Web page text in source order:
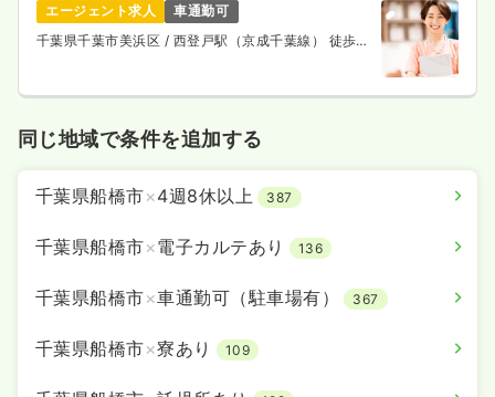
時間 8:30～17:30
（休憩60分）
日祝休み
年間休日120日 4週8休以上 月給27万円以上可
気になる 詳細を見る
時間 8:45～17:45
エージェント求人
車通勤可
千葉県千葉市美浜区 / 西登戸駅（京成千葉線） 徒歩9
同じ地域で条件を追加する
千葉県船橋市×4週8休以上 387
千葉県船橋市×電子カルテあり 136
千葉県船橋市×車通勤可（駐車場有） 367
千葉県船橋市×寮あり 109